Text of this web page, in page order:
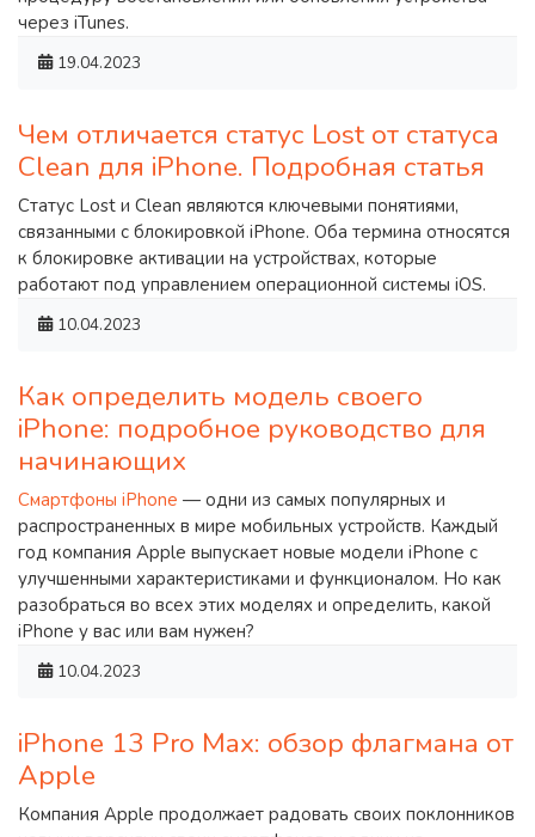
через iTunes.
19.04.2023
Чем отличается статус Lost от статуса
Clean для iPhone. Подробная статья
Статус Lost и Clean являются ключевыми понятиями,
связанными с блокировкой iPhone. Оба термина относятся
к блокировке активации на устройствах, которые
работают под управлением операционной системы iOS.
10.04.2023
Как определить модель своего
iPhone: подробное руководство для
начинающих
Смартфоны iPhone — одни из самых популярных и
распространенных в мире мобильных устройств. Каждый
год компания Apple выпускает новые модели iPhone с
улучшенными характеристиками и функционалом. Но как
разобраться во всех этих моделях и определить, какой
iPhone у вас или вам нужен?
10.04.2023
iPhone 13 Pro Max: обзор флагмана от
Apple
Компания Apple продолжает радовать своих поклонников